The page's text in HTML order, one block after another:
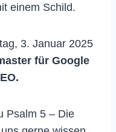
einem Schild.
3. Januar 2025
für Google
Psalm 5 – Die